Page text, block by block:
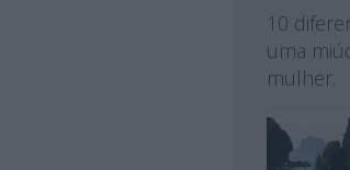
10
uma
mulher.